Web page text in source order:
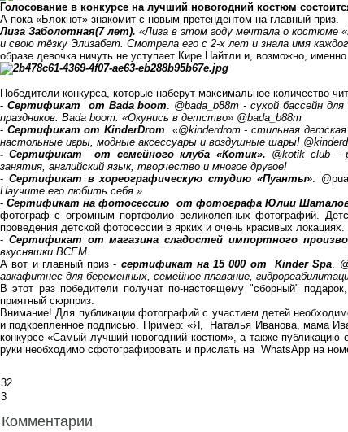
Голосование в конкурсе на лучший новогодний костюм
А пока «Блокнот» знакомит с новым претендентом на главный приз.
Лиза Заболотная(7 лет). «Лиза в этом году мечтала о костюме
и свою тёзку Элизабет. Смотрела его с 2-х лет и знала имя
образе девочка ничуть не уступает Кире Найтли и, возможно,
Победители конкурса, которые наберут максимальное количество
- Сертификат от Bada boom. @bada_b88m - сухой бассейн
праздников. Bada boom: «Окунись в детство» @bada_b88m
- Сертификат от KinderDrom. «@kinderdrom - стильная
настольные игры, модные аксессуары и воздушные шары!
- Сертификат от семейного клуба «Котик». @kotik_club -
занятия, английский язык, творчество и многое другое!
- Сертификат в хореографическую студию «Пуанты».
Научите его любить себя.»
-Сертификат на фотосессию от фотографа Юлии
фотограф с огромным портфолио великолепных фотографий.
проведения детской фотосессии в ярких и очень красивых локациях.
- Сертификат от магазина сладостей импортного
вкусняшки ВСЕМ.
А вот и главный приз - сертификат на 15 000 от Kinder Spa.
авкафитнес для беременных, семейное плавание,
В этот раз победители получат по-настоящему "сборный"
приятный сюрприз.
Внимание! Для публикации фотографий с участием детей
и подкрепленное подписью. Пример: «Я, Наталья Иванова, мама
конкурсе «Самый лучший новогодний костюм», а также
руки необходимо сфотографировать и прислать на WhatsApp на
32
3
Комментарии